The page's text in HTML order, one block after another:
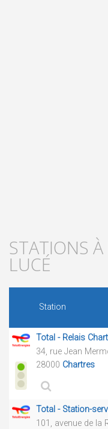
STATIONS
LUCÉ
Station
Total - Relais
34, rue Jean
28000 Chartres
Total - Station-
101, avenue de la